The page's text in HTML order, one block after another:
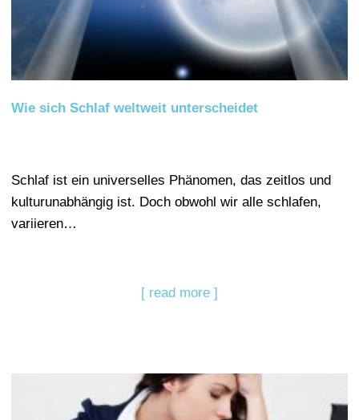
Wie sich Schlaf weltweit unterscheidet
Schlaf ist ein universelles Phänomen, das zeitlos und
kulturunabhängig ist. Doch obwohl wir alle schlafen,
variieren…
[ read more ]